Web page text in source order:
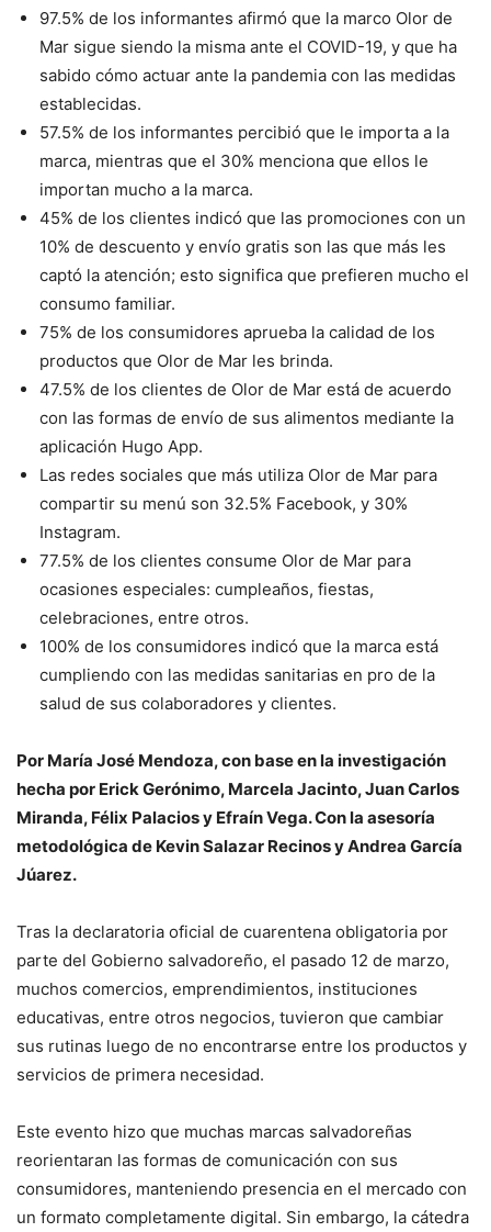
97.5% de los informantes afirmó que la marco Olor de
Mar sigue siendo la misma ante el COVID-19, y que ha
sabido cómo actuar ante la pandemia con las medidas
establecidas.
57.5% de los informantes percibió que le importa a la
marca, mientras que el 30% menciona que ellos le
importan mucho a la marca.
45% de los clientes indicó que las promociones con un
10% de descuento y envío gratis son las que más les
captó la atención; esto significa que prefieren mucho el
consumo familiar.
75% de los consumidores aprueba la calidad de los
productos que Olor de Mar les brinda.
47.5% de los clientes de Olor de Mar está de acuerdo
con las formas de envío de sus alimentos mediante la
aplicación Hugo App.
Las redes sociales que más utiliza Olor de Mar para
compartir su menú son 32.5% Facebook, y 30%
Instagram.
77.5% de los clientes consume Olor de Mar para
ocasiones especiales: cumpleaños, fiestas,
celebraciones, entre otros.
100% de los consumidores indicó que la marca está
cumpliendo con las medidas sanitarias en pro de la
salud de sus colaboradores y clientes.
Por María José Mendoza, con base en la investigación
hecha por Erick Gerónimo, Marcela Jacinto, Juan Carlos
Miranda, Félix Palacios y Efraín Vega. Con la asesoría
metodológica de Kevin Salazar Recinos y Andrea García
Júarez.
Tras la declaratoria oficial de cuarentena obligatoria por
parte del Gobierno salvadoreño, el pasado 12 de marzo,
muchos comercios, emprendimientos, instituciones
educativas, entre otros negocios, tuvieron que cambiar
sus rutinas luego de no encontrarse entre los productos y
servicios de primera necesidad.
Este evento hizo que muchas marcas salvadoreñas
reorientaran las formas de comunicación con sus
consumidores, manteniendo presencia en el mercado con
un formato completamente digital. Sin embargo, la cátedra